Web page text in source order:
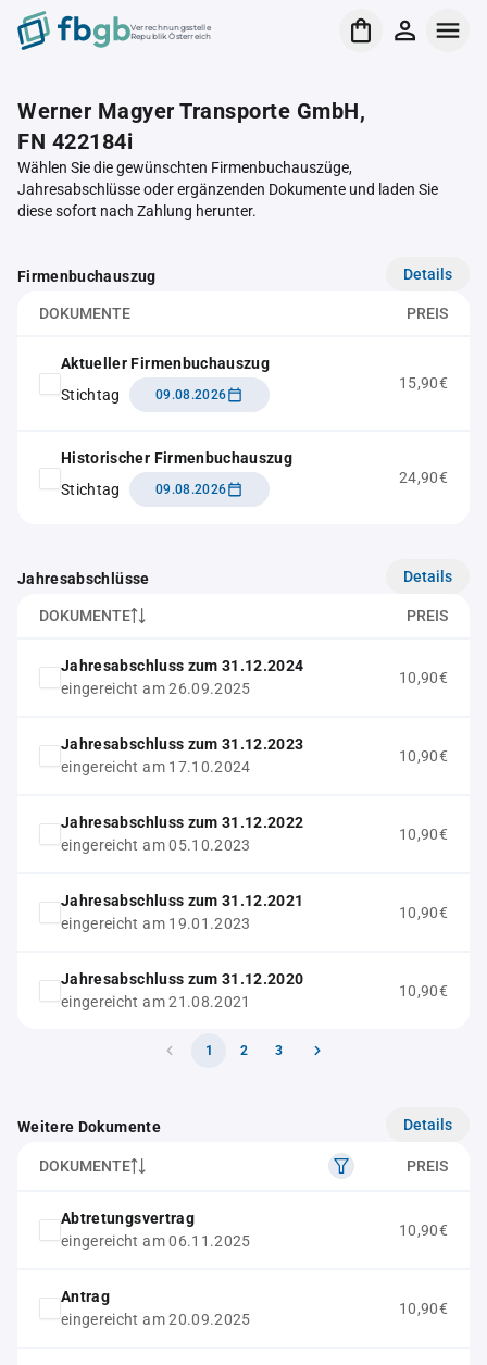
Verrechnungsstelle
Republik Österreich
Werner Magyer Transporte GmbH,
FN 422184i
Wählen Sie die gewünschten Firmenbuchauszüge,
Jahresabschlüsse oder ergänzenden Dokumente und laden Sie
diese sofort nach Zahlung herunter.
Firmenbuchauszug Details
DOKUMENTE PREIS
Aktueller Firmenbuchauszug
Stichtag
09.08.2026
15,90€
Historischer Firmenbuchauszug
Stichtag
09.08.2026
24,90€
Jahresabschlüsse Details
DOKUMENTE PREIS
Jahresabschluss zum 31.12.2024
eingereicht am 26.09.2025
10,90€
Jahresabschluss zum 31.12.2023
eingereicht am 17.10.2024
10,90€
Jahresabschluss zum 31.12.2022
eingereicht am 05.10.2023
10,90€
Jahresabschluss zum 31.12.2021
eingereicht am 19.01.2023
10,90€
Jahresabschluss zum 31.12.2020
eingereicht am 21.08.2021
10,90€
1 2 3
Weitere Dokumente Details
DOKUMENTE PREIS
Abtretungsvertrag
eingereicht am 06.11.2025
10,90€
Antrag
eingereicht am 20.09.2025
10,90€